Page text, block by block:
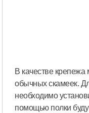
В качестве крепежа
обычных скамеек.
необходимо
помощью полки